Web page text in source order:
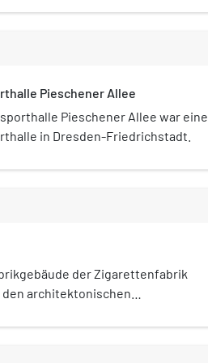
Pieschener Allee
Pieschener Allee war eine
in Dresden-Friedrichstadt.
der Zigarettenfabrik
den architektonischen
östlichen Rand der Friedrichstadt,